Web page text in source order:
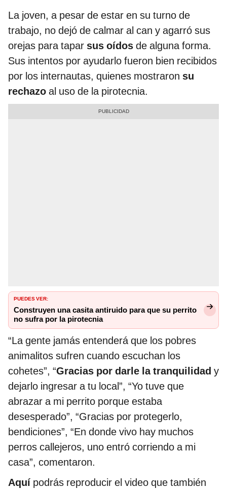
La joven, a pesar de estar en su turno de
trabajo, no dejó de calmar al can y agarró sus
orejas para tapar sus oídos de alguna forma.
Sus intentos por ayudarlo fueron bien recibidos
por los internautas, quienes mostraron su
rechazo al uso de la pirotecnia.
PUEDES VER:
Construyen una casita antiruido para que su perrito
no sufra por la pirotecnia
“La gente jamás entenderá que los pobres
animalitos sufren cuando escuchan los
cohetes”, “Gracias por darle la tranquilidad y
dejarlo ingresar a tu local”, “Yo tuve que
abrazar a mi perrito porque estaba
desesperado”, “Gracias por protegerlo,
bendiciones”, “En donde vivo hay muchos
perros callejeros, uno entró corriendo a mi
casa”, comentaron.
Aquí podrás reproducir el video que también